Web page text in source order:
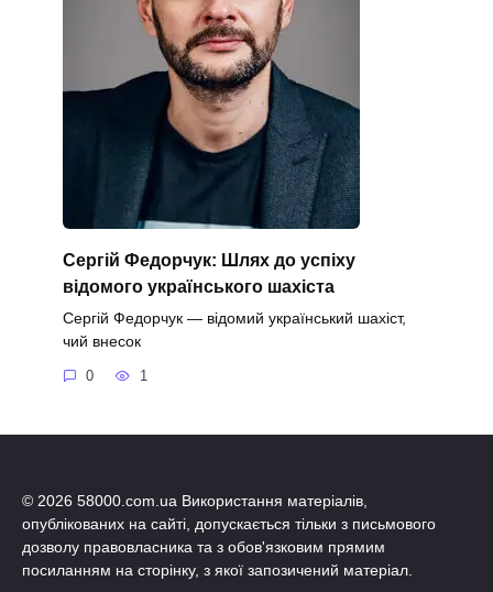
Сергій Федорчук: Шлях до успіху
відомого українського шахіста
Сергій Федорчук — відомий український шахіст,
чий внесок
0 1
© 2026 58000.com.ua Використання матеріалів,
опублікованих на сайті, допускається тільки з письмового
дозволу правовласника та з обов'язковим прямим
посиланням на сторінку, з якої запозичений матеріал.